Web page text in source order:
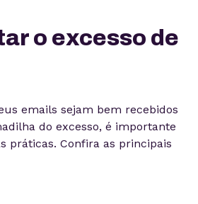
o excesso de
emails sejam bem recebidos
do excesso, é importante
práticas. Confira as principais